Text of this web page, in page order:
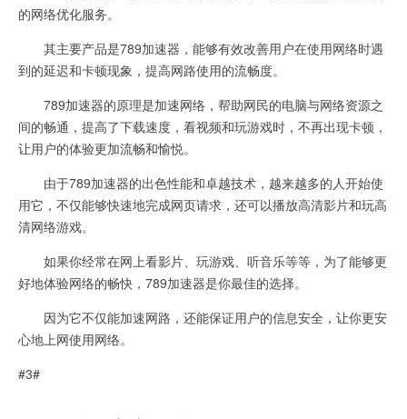
的网络优化服务。
其主要产品是789加速器，能够有效改善用户在使用网络时遇
到的延迟和卡顿现象，提高网路使用的流畅度。
789加速器的原理是加速网络，帮助网民的电脑与网络资源之
间的畅通，提高了下载速度，看视频和玩游戏时，不再出现卡顿，
让用户的体验更加流畅和愉悦。
由于789加速器的出色性能和卓越技术，越来越多的人开始使
用它，不仅能够快速地完成网页请求，还可以播放高清影片和玩高
清网络游戏。
如果你经常在网上看影片、玩游戏、听音乐等等，为了能够更
好地体验网络的畅快，789加速器是你最佳的选择。
因为它不仅能加速网路，还能保证用户的信息安全，让你更安
心地上网使用网络。
#3#